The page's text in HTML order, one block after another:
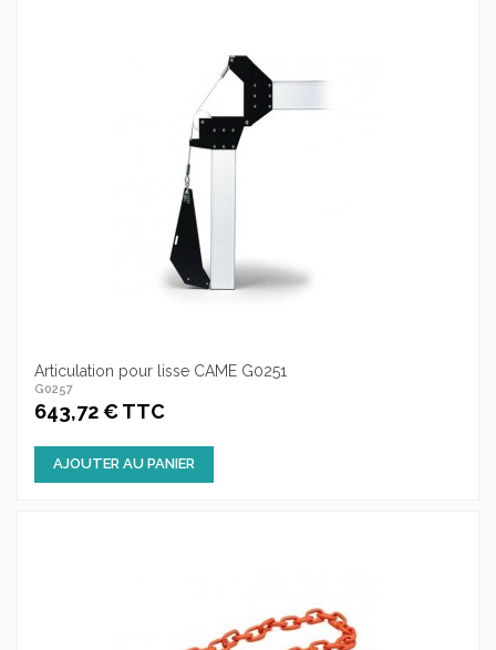
Articulation pour lisse CAME G0251
G0257
643,72 € TTC
AJOUTER AU PANIER